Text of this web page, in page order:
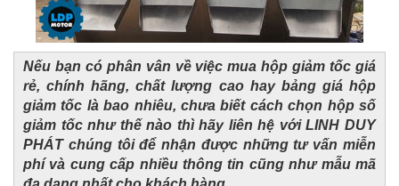
Nếu bạn có phân vân về việc mua hộp giảm tốc giá
rẻ, chính hãng, chất lượng cao hay bảng giá hộp
giảm tốc là bao nhiêu, chưa biết cách chọn hộp số
giảm tốc như thế nào thì hãy liên hệ với LINH DUY
PHÁT chúng tôi để nhận được những tư vấn miễn
phí và cung cấp nhiều thông tin cũng như mẫu mã